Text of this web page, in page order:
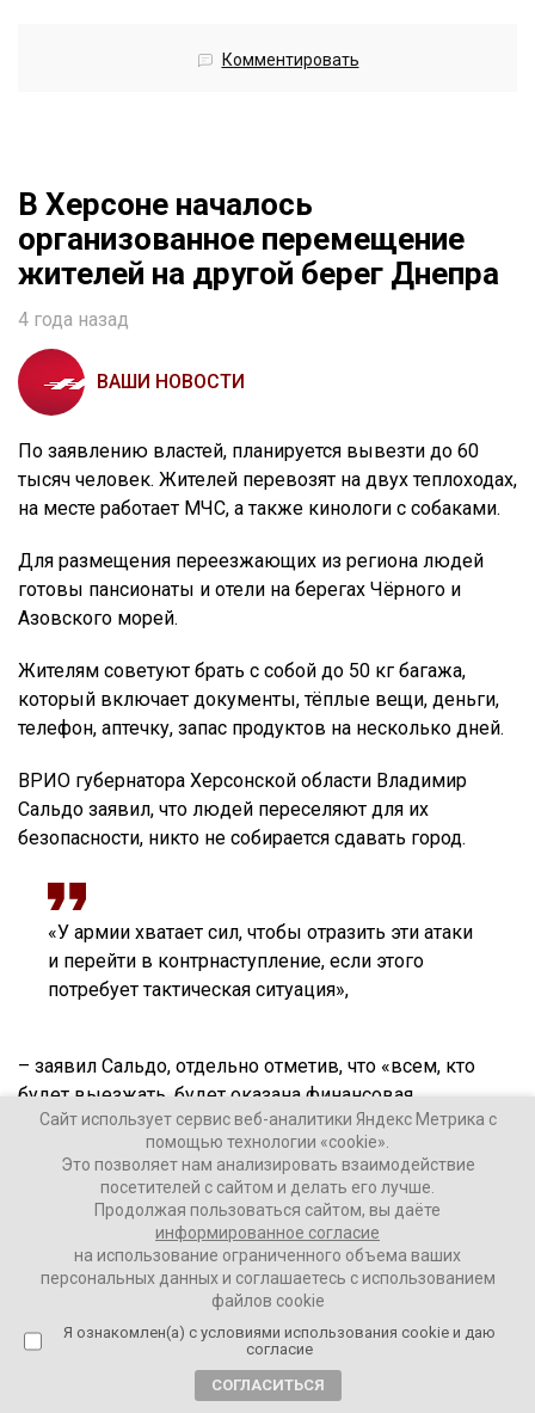
Комментировать
В Херсоне началось
организованное перемещение
жителей на другой берег Днепра
4 года назад
ВАШИ НОВОСТИ
По заявлению властей, планируется вывезти до 60
тысяч человек. Жителей перевозят на двух теплоходах,
на месте работает МЧС, а также кинологи с собаками.
Для размещения переезжающих из региона людей
готовы пансионаты и отели на берегах Чёрного и
Азовского морей.
Жителям советуют брать с собой до 50 кг багажа,
который включает документы, тёплые вещи, деньги,
телефон, аптечку, запас продуктов на несколько дней.
ВРИО губернатора Херсонской области Владимир
Сальдо заявил, что людей переселяют для их
безопасности, никто не собирается сдавать город.
«У армии хватает сил, чтобы отразить эти атаки
и перейти в контрнаступление, если этого
потребует тактическая ситуация»,
– заявил Сальдо, отдельно отметив, что «всем, кто
будет выезжать, будет оказана финансовая
поддержка. Работники бюджетных организаций будут
продолжать получать заработную плату».
Ваши Новости
19 октября 2022
ПОДЕЛИТЬСЯ
Сайт использует сервис веб-аналитики Яндекс Метрика с
помощью технологии «cookie».
Это позволяет нам анализировать взаимодействие
посетителей с сайтом и делать его лучше.
Продолжая пользоваться сайтом, вы даёте
информированное согласие
на использование ограниченного объема ваших
персональных данных и соглашаетесь с использованием
файлов cookie
Я ознакомлен(а) с условиями использования cookie и даю
согласие
СОГЛАСИТЬСЯ